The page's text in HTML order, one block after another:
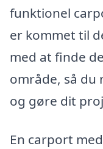
funktionel
er kommet til
med at finde
område, så du
og gøre dit
En carport